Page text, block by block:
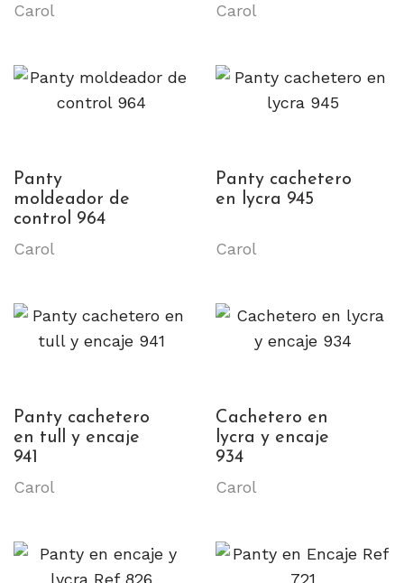
Carol Carol
Panty
moldeador de
control 964
Carol
Panty cachetero
en lycra 945
Carol
Panty cachetero
en tull y encaje
941
Carol
Cachetero en
lycra y encaje
934
Carol